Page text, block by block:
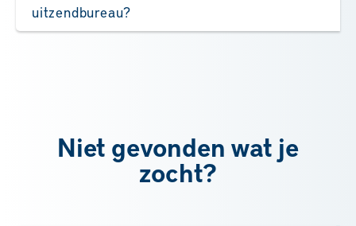
uitzendbureau?
Niet gevonden wat je
zocht?